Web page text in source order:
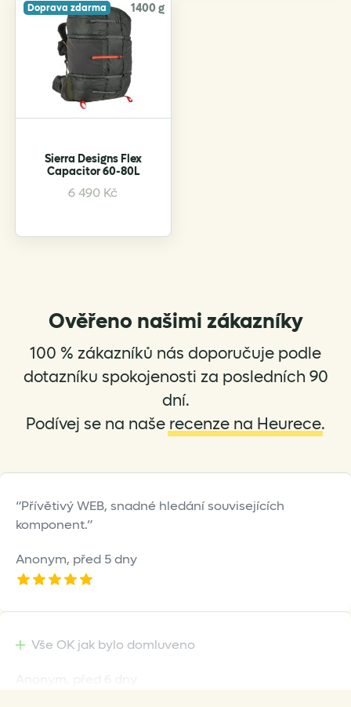
Doprava zdarma 1400 g
Sierra Designs Flex
Capacitor 60-80L
6 490 Kč
This
multiple
may
chosen
on
page
Ověřeno našimi zákazníky
100 % zákazníků nás doporučuje podle
dotazníku spokojenosti za posledních 90
dní.
Podívej se na naše recenze na Heurece.
Přívětivý WEB, snadné hledání souvisejících
komponent.
Anonym, před 5 dny
Vše OK jak bylo domluveno